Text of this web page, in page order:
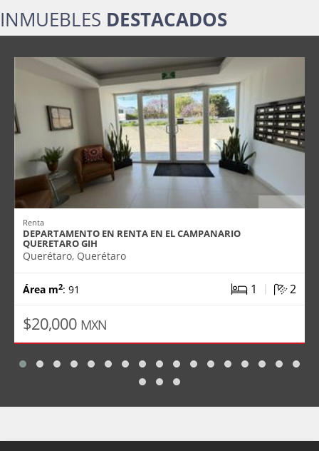
INMUEBLES DESTACADOS
Renta
DEPARTAMENTO EN RENTA EN EL CAMPANARIO
QUERETARO GIH
Querétaro, Querétaro
Área m2: 91 1 | 2
$20,000 MXN